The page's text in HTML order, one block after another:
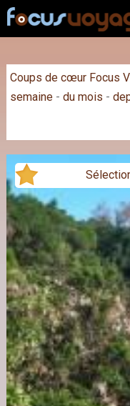
Coups de cœur Focus
semaine - du mois -